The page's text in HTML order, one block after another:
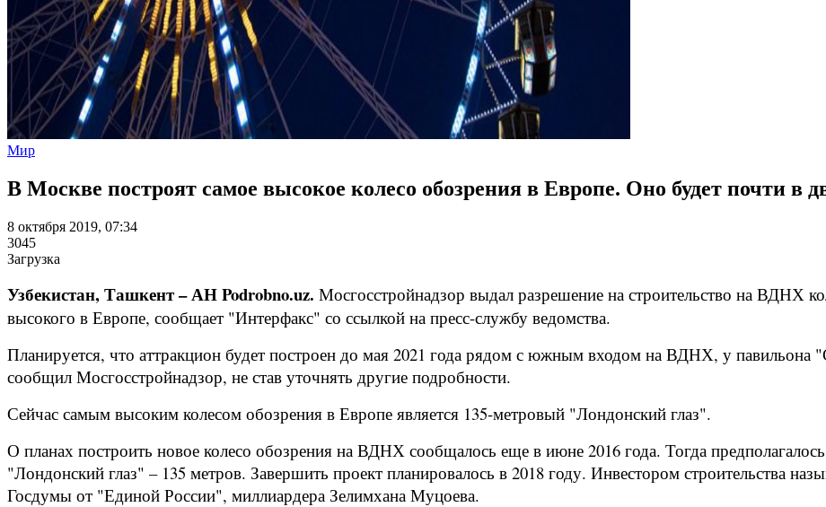
Мир
В Москве построят самое высокое колесо обозрения в Европе. Оно будет почти в
8 октября 2019, 07:34
3045
Загрузка
Узбекистан, Ташкент – АН Podrobno.uz. Мосгосстройнадзор выдал разрешение на строительство на ВДНХ
высокого в Европе, сообщает "Интерфакс" со ссылкой на пресс-службу ведомства.
Планируется, что аттракцион будет построен до мая 2021 года рядом с южным входом на ВДНХ, у павильона
сообщил Мосгосстройнадзор, не став уточнять другие подробности.
Сейчас самым высоким колесом обозрения в Европе является 135-метровый "Лондонский глаз".
О планах построить новое колесо обозрения на ВДНХ сообщалось еще в июне 2016 года. Тогда
"Лондонский глаз" – 135 метров. Завершить проект планировалось в 2018 году. Инвестором строительства
Госдумы от "Единой России", миллиардера Зелимхана Муцоева.